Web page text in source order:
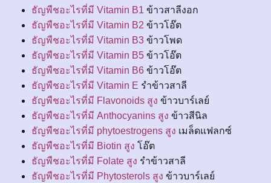
ธัญพืชอะไรที่มี Vitamin B1 ข้าวสาลีงอก
ธัญพืชอะไรที่มี Vitamin B2 ข้าวโอ๊ต
ธัญพืชอะไรที่มี Vitamin B3 ข้าวโพด
ธัญพืชอะไรที่มี Vitamin B5 ข้าวโอ๊ต
ธัญพืชอะไรที่มี Vitamin B6 ข้าวโอ๊ต
ธัญพืชอะไรที่มี Vitamin E รำข้าวสาลี
ธัญพืชอะไรที่มี Flavonoids สูง ข้าวบาร์เลย์
ธัญพืชอะไรที่มี Anthocyanins สูง ข้าวสีนิล
ธัญพืชอะไรที่มี phytoestrogens สูง เมล็ดแฟลกซ์
ธัญพืชอะไรที่มี Biotin สูง โอ๊ต
ธัญพืชอะไรที่มี Folate สูง รำข้าวสาลี
ธัญพืชอะไรที่มี Phytosterols สูง ข้าวบาร์เลย์